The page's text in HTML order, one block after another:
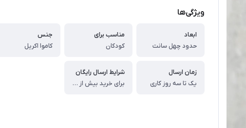
ویژگی‌ها
ابعاد
حدود چهل سانت
مناسب برای
کودکان
جنس
کاموا اکریل
زمان ارسال
یک تا سه روز کاری
شرایط ارسال رایگان
برای خرید بیش از سه میلیون برای تهران